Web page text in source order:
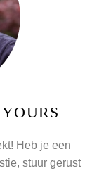
Heb je een
stuur gerust